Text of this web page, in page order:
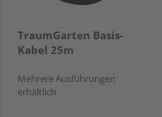
TraumGarten Basis-
Kabel 25m
Mehrere Ausführungen
erhältlich